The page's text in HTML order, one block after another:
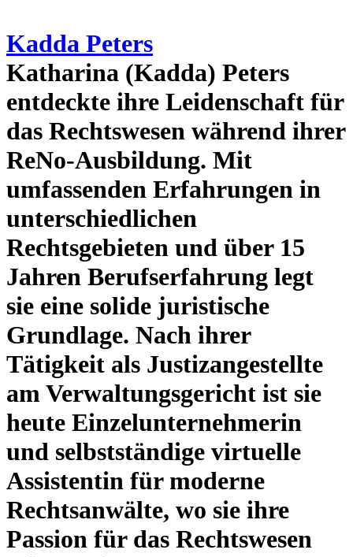
Kadda Peters
Katharina (Kadda) Peters
entdeckte ihre Leidenschaft für
das Rechtswesen während ihrer
ReNo-Ausbildung. Mit
umfassenden Erfahrungen in
unterschiedlichen
Rechtsgebieten und über 15
Jahren Berufserfahrung legt
sie eine solide juristische
Grundlage. Nach ihrer
Tätigkeit als Justizangestellte
am Verwaltungsgericht ist sie
heute Einzelunternehmerin
und selbstständige virtuelle
Assistentin für moderne
Rechtsanwälte, wo sie ihre
Passion für das Rechtswesen